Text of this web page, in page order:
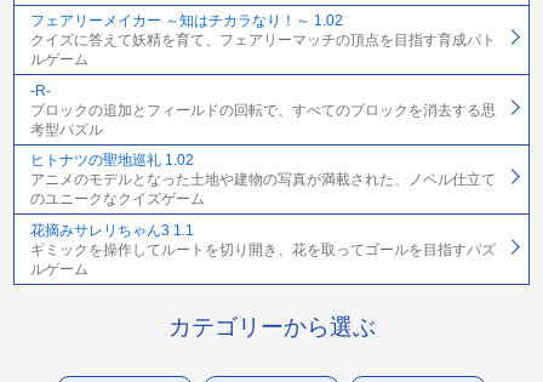
フェアリーメイカー ～知はチカラなり！～ 1.02
クイズに答えて妖精を育て、フェアリーマッチの頂点を目指す育成バト
ルゲーム
-R-
ブロックの追加とフィールドの回転で、すべてのブロックを消去する思
考型パズル
ヒトナツの聖地巡礼 1.02
アニメのモデルとなった土地や建物の写真が満載された、ノベル仕立て
のユニークなクイズゲーム
花摘みサレリちゃん3 1.1
ギミックを操作してルートを切り開き、花を取ってゴールを目指すパズ
ルゲーム
カテゴリーから選ぶ